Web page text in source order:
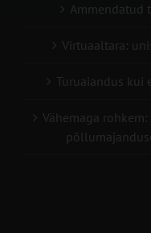
Ammendatud
Virtuaaltara:
Turuaiandus kui
Vähemaga